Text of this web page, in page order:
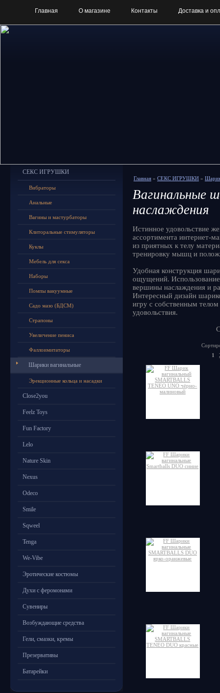
Главная О магазине Контакты Доставка и
СЕКС ИГРУШКИ
Вибраторы
Анальные
Вагины и мастурбаторы
Клиторальные стимуляторы
Куклы
Мебель для секса
Наборы
Помпы вакуумные
Садо мазо (БДСМ)
Страпоны
Увеличение пениса
Фаллоимитаторы
Шарики вагинальные
Эрекционные кольца и насадки
Close2you
Feelz Toys
Fun Factory
Lelo
Nature Skin
Nexus
Odeco
Smile
Sqweel
Tenga
We-Vibe
Эротические костюмы
Духи с феромонами
Сувениры
Возбуждающие средства
Гели, смазки, кремы
Презервативы
Батарейки
Главная » СЕКС ИГРУШКИ »
Вагинальные
наслаждения
Истинное удовольствие
ассортимента интернет-
из приятных к телу
тренировку мышц и
Удобная конструкция
ощущений. Использование
вершины наслаждения и
Интересный дизайн
игру с собственным телом
удовольствия.
1